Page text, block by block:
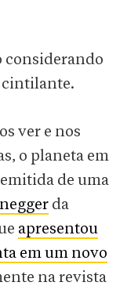
considerando
cintilante.
ver e nos
o planeta em
de uma
da
apresentou
em um novo
na revista